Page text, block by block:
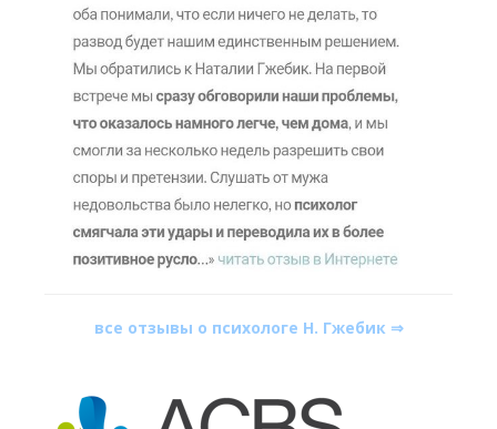
все отзывы о психологе Н. Гжебик ⇒